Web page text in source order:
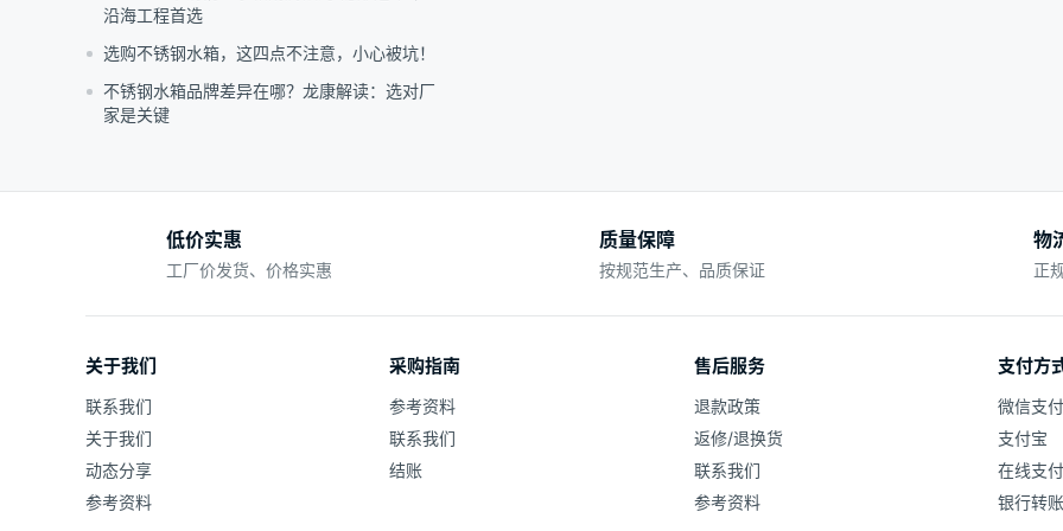
沿海工程首选
选购不锈钢水箱，这四点不注意，小心被坑！
不锈钢水箱品牌差异在哪？龙康解读：选对厂
家是关键
低价实惠
工厂价发货、价格实惠
质量保障
按规范生产、品质保证
物
正
关于我们
联系我们
关于我们
动态分享
参考资料
采购指南
参考资料
联系我们
结账
售后服务
退款政策
返修/退换货
联系我们
参考资料
支付方
微信支
支付宝
在线支
银行转